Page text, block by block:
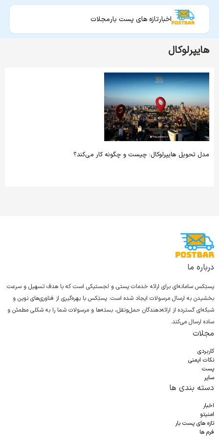
اخبارتازه های پست بارمجلات
هایپرلوکال
مدل تحویل هایپرلوکال: چیست و چگونه کار می‌کند؟
درباره ما
پستِکس سامانه‌ای برای ارائه خدمات پستی و لجستیکی است که با هدف تسهیل و سرعت
بخشیدن به ارسال مرسولات ایجاد شده است. پستِکس با بهره‌گیری از فناوری‌های نوین و
شبکه‌ای گسترده از ارائه‌دهندگان حمل‌ونقل، بسته‌ها و مرسولات شما را به شکلی مطمئن و
ساده ارسال می‌کند.
مجلات
کاربردی
نکات ایمنی
پست
سایر
دسته بندی ها
اخبار
امنیتو
تازه های پست بار
فرم ها